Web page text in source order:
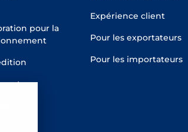
pour la
Expérience client
Pour les exportateurs
Pour les importateurs